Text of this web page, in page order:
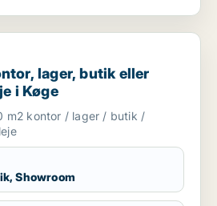
butik eller showroom til leje i
lager, butik eller
i Køge
m2 kontor / lager / butik /
Showroom